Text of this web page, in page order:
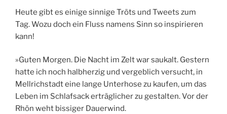
Heute gibt es einige sinnige Tröts und Tweets zum
Tag. Wozu doch ein Fluss namens Sinn so inspirieren
kann!
»Guten Morgen. Die Nacht im Zelt war saukalt. Gestern
hatte ich noch halbherzig und vergeblich versucht, in
Mellrichstadt eine lange Unterhose zu kaufen, um das
Leben im Schlafsack erträglicher zu gestalten. Vor der
Rhön weht bissiger Dauerwind.